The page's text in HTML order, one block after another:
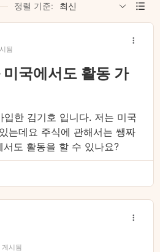
정렬 기준: 최신
됨
국에서도 활동 가
입한 김기호 입니다. 저는 미국
는데요 주식에 관해서는 쌩짜
도 활동을 할 수 있나요?
시됨